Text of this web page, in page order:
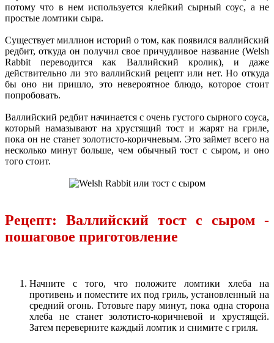
потому что в нем используется клейкий сырный соус, а не
простые ломтики сыра.
Существует миллион историй о том, как появился валлийский
редбит, откуда он получил свое причудливое название (Welsh
Rabbit переводится как Валлийский кролик), и даже
действительно ли это валлийский рецепт или нет. Но откуда
бы оно ни пришло, это невероятное блюдо, которое стоит
попробовать.
Валлийский редбит начинается с очень густого сырного соуса,
который намазывают на хрустящий тост и жарят на гриле,
пока он не станет золотисто-коричневым. Это займет всего на
несколько минут больше, чем обычный тост с сыром, и оно
того стоит.
Рецепт: Валлийский тост с сыром -
пошаговое приготовление
Начните с того, что положите ломтики хлеба на
противень и поместите их под гриль, установленный на
средний огонь. Готовьте пару минут, пока одна сторона
хлеба не станет золотисто-коричневой и хрустящей.
Затем переверните каждый ломтик и снимите с гриля.